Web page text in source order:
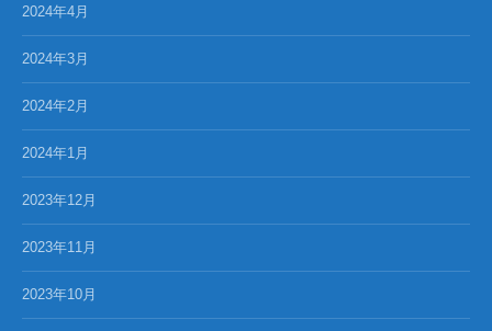
2024年4月
2024年3月
2024年2月
2024年1月
2023年12月
2023年11月
2023年10月